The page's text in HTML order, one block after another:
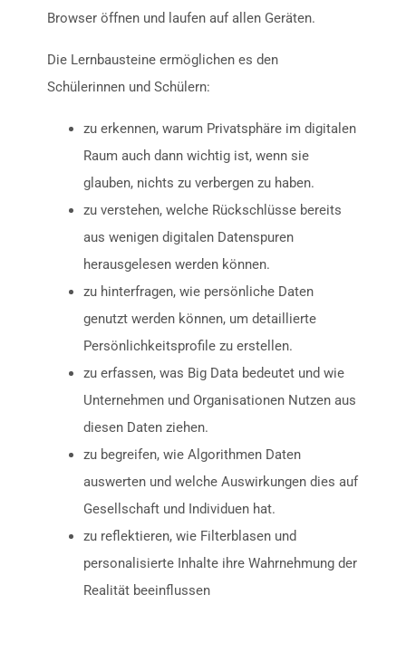
Browser öffnen und laufen auf allen Geräten.
Die Lernbausteine ermöglichen es den
Schülerinnen und Schülern:
zu erkennen, warum Privatsphäre im digitalen
Raum auch dann wichtig ist, wenn sie
glauben, nichts zu verbergen zu haben.
zu verstehen, welche Rückschlüsse bereits
aus wenigen digitalen Datenspuren
herausgelesen werden können.
zu hinterfragen, wie persönliche Daten
genutzt werden können, um detaillierte
Persönlichkeitsprofile zu erstellen.
zu erfassen, was Big Data bedeutet und wie
Unternehmen und Organisationen Nutzen aus
diesen Daten ziehen.
zu begreifen, wie Algorithmen Daten
auswerten und welche Auswirkungen dies auf
Gesellschaft und Individuen hat.
zu reflektieren, wie Filterblasen und
personalisierte Inhalte ihre Wahrnehmung der
Realität beeinflussen